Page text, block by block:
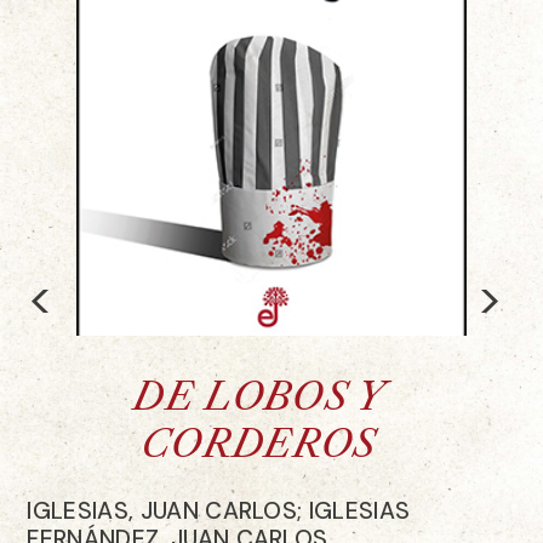
< >
DE LOBOS Y
CORDEROS
IGLESIAS, JUAN CARLOS; IGLESIAS